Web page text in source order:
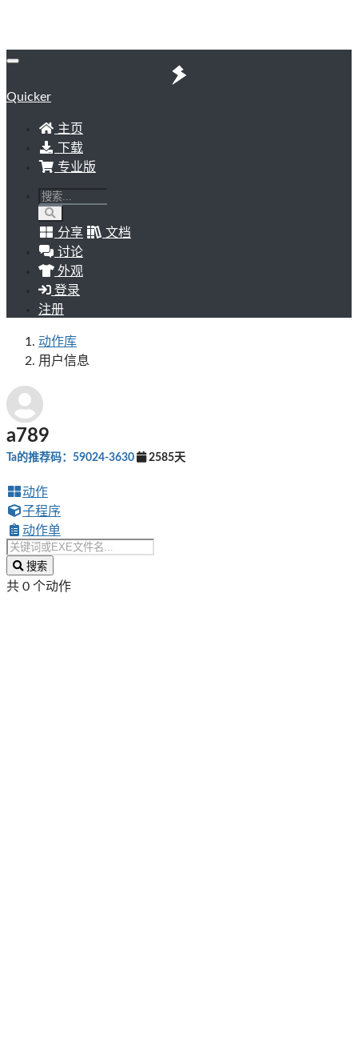
Quicker
主页
下载
专业版
分享
文档
讨论
外观
登录
注册
动作库
用户信息
a789
Ta的推荐码：59024-3630 2585天
动作
子程序
动作单
搜索
共 0 个动作